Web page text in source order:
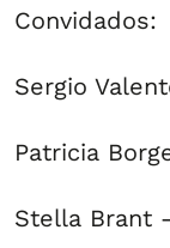
Convidados:
Sergio
Patricia
Stella Brant